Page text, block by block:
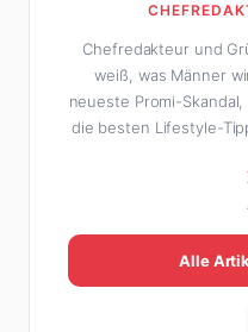
Chefredakteur und
weiß, was Männer
neueste Promi-
die besten Lifestyle-
Online zu einer der
Plattformen im
Sein Weg dahin war
eine Hälfte
Gastronomie – mit
Alle